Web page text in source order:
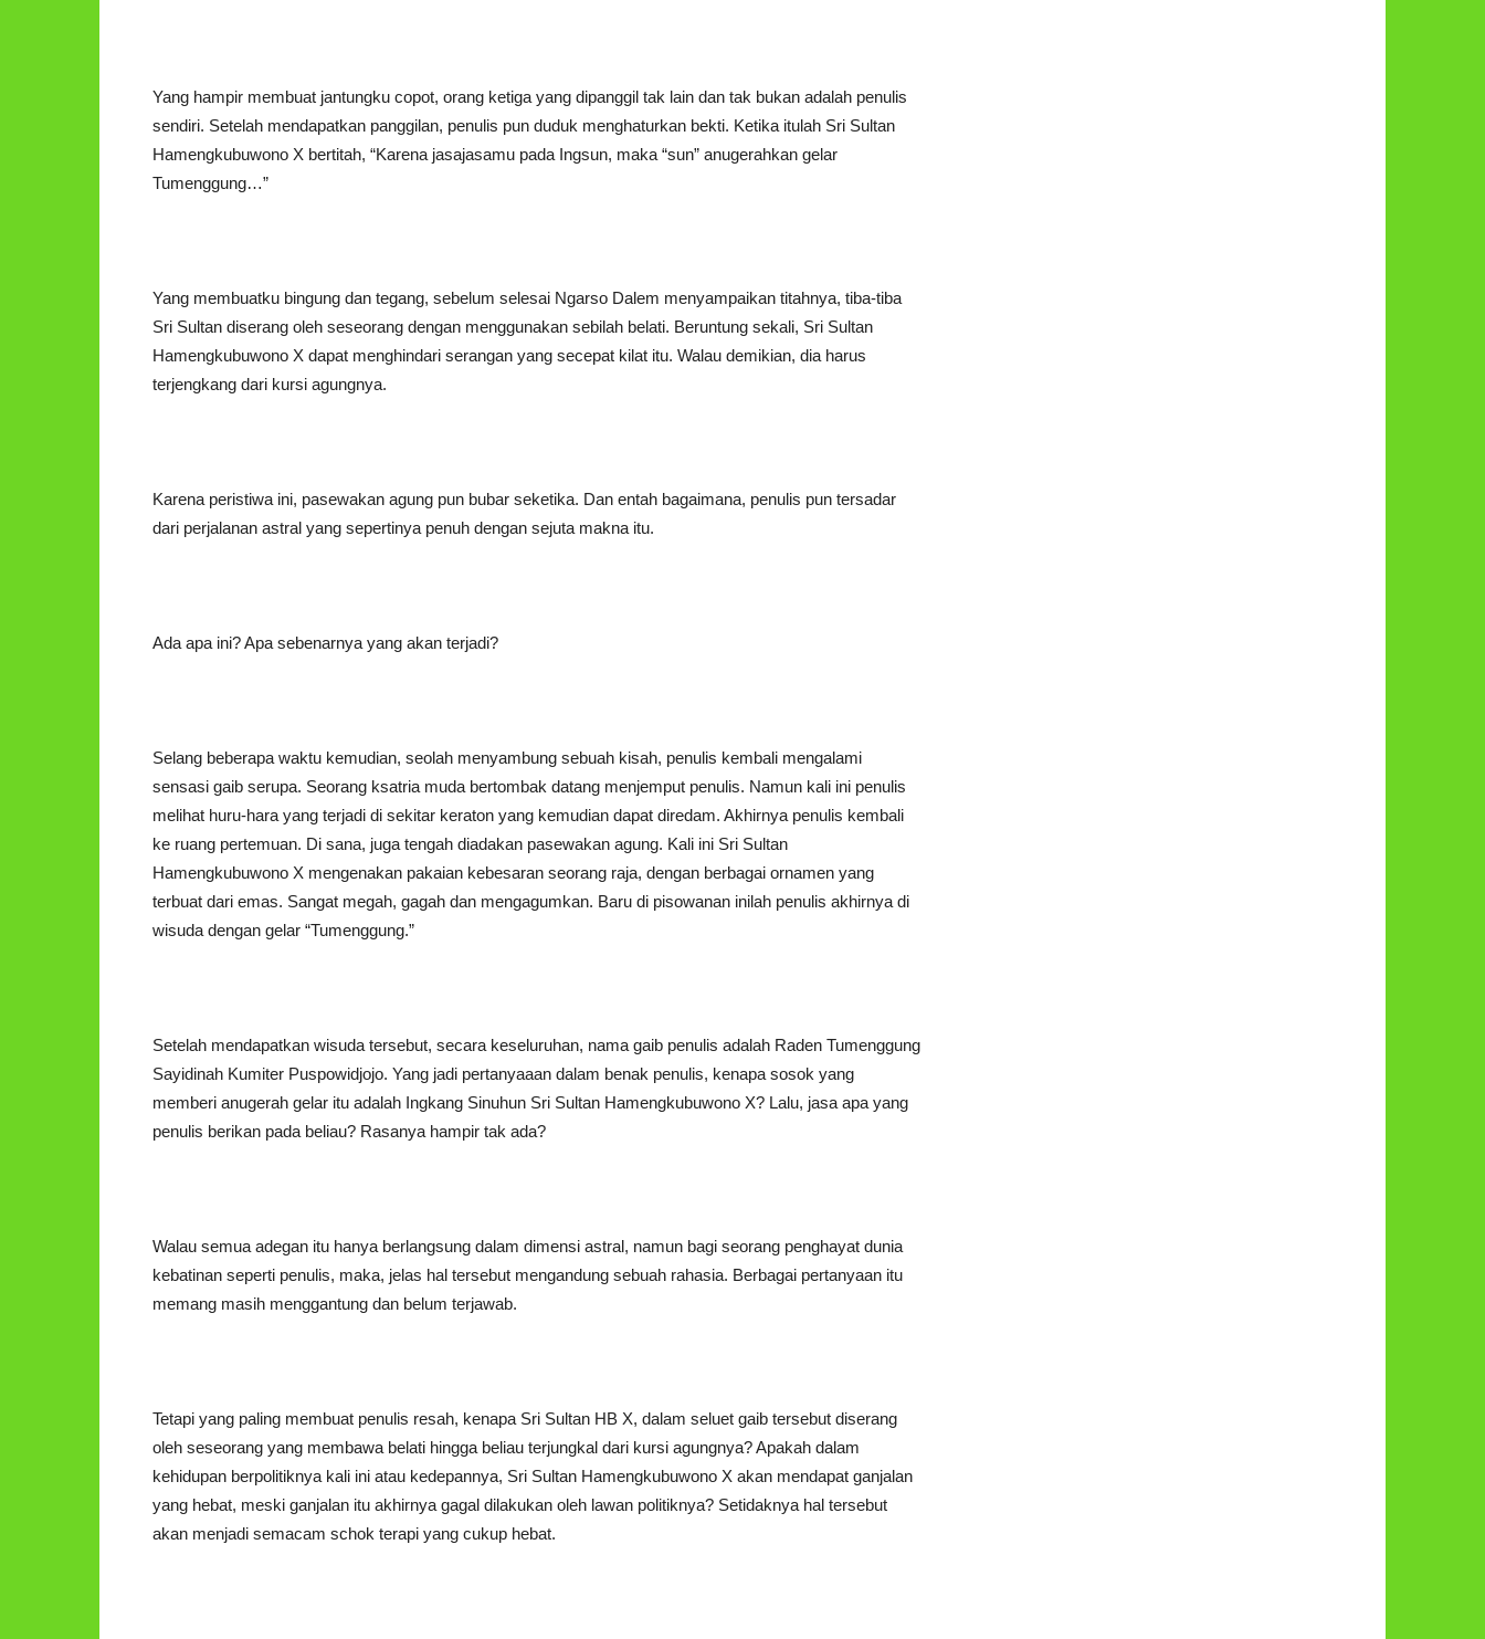
Yang hampir membuat jantungku copot, orang ketiga yang dipanggil tak lain dan tak bukan adalah penulis
sendiri. Setelah mendapatkan panggilan, penulis pun duduk menghaturkan bekti. Ketika itulah Sri Sultan
Hamengkubuwono X bertitah, “Karena jasajasamu pada Ingsun, maka “sun” anugerahkan gelar
Tumenggung…”
Yang membuatku bingung dan tegang, sebelum selesai Ngarso Dalem menyampaikan titahnya, tiba-tiba
Sri Sultan diserang oleh seseorang dengan menggunakan sebilah belati. Beruntung sekali, Sri Sultan
Hamengkubuwono X dapat menghindari serangan yang secepat kilat itu. Walau demikian, dia harus
terjengkang dari kursi agungnya.
Karena peristiwa ini, pasewakan agung pun bubar seketika. Dan entah bagaimana, penulis pun tersadar
dari perjalanan astral yang sepertinya penuh dengan sejuta makna itu.
Ada apa ini? Apa sebenarnya yang akan terjadi?
Selang beberapa waktu kemudian, seolah menyambung sebuah kisah, penulis kembali mengalami
sensasi gaib serupa. Seorang ksatria muda bertombak datang menjemput penulis. Namun kali ini penulis
melihat huru-hara yang terjadi di sekitar keraton yang kemudian dapat diredam. Akhirnya penulis kembali
ke ruang pertemuan. Di sana, juga tengah diadakan pasewakan agung. Kali ini Sri Sultan
Hamengkubuwono X mengenakan pakaian kebesaran seorang raja, dengan berbagai ornamen yang
terbuat dari emas. Sangat megah, gagah dan mengagumkan. Baru di pisowanan inilah penulis akhirnya di
wisuda dengan gelar “Tumenggung.”
Setelah mendapatkan wisuda tersebut, secara keseluruhan, nama gaib penulis adalah Raden Tumenggung
Sayidinah Kumiter Puspowidjojo. Yang jadi pertanyaaan dalam benak penulis, kenapa sosok yang
memberi anugerah gelar itu adalah Ingkang Sinuhun Sri Sultan Hamengkubuwono X? Lalu, jasa apa yang
penulis berikan pada beliau? Rasanya hampir tak ada?
Walau semua adegan itu hanya berlangsung dalam dimensi astral, namun bagi seorang penghayat dunia
kebatinan seperti penulis, maka, jelas hal tersebut mengandung sebuah rahasia. Berbagai pertanyaan itu
memang masih menggantung dan belum terjawab.
Tetapi yang paling membuat penulis resah, kenapa Sri Sultan HB X, dalam seluet gaib tersebut diserang
oleh seseorang yang membawa belati hingga beliau terjungkal dari kursi agungnya? Apakah dalam
kehidupan berpolitiknya kali ini atau kedepannya, Sri Sultan Hamengkubuwono X akan mendapat ganjalan
yang hebat, meski ganjalan itu akhirnya gagal dilakukan oleh lawan politiknya? Setidaknya hal tersebut
akan menjadi semacam schok terapi yang cukup hebat.